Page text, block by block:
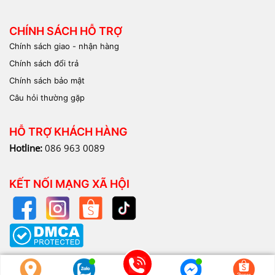
CHÍNH SÁCH HỖ TRỢ
Chính sách giao - nhận hàng
Chính sách đổi trả
Chính sách bảo mật
Câu hỏi thường gặp
HỖ TRỢ KHÁCH HÀNG
Hotline: 086 963 0089
KẾT NỐI MẠNG XÃ HỘI